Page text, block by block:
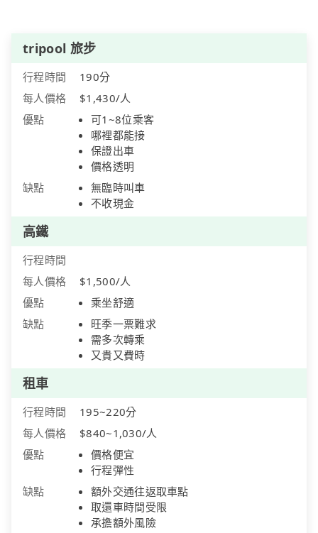
tripool 旅步
行程時間
190分
每人價格
$1,430/人
優點
可1~8位乘客
哪裡都能接
保證出車
價格透明
缺點
無臨時叫車
不收現金
高鐵
行程時間
每人價格
$1,500/人
優點
乘坐舒適
缺點
旺季一票難求
需多次轉乘
又貴又費時
租車
行程時間
195~220分
每人價格
$840~1,030/人
優點
價格便宜
行程彈性
缺點
額外交通往返取車點
取還車時間受限
承擔額外風險